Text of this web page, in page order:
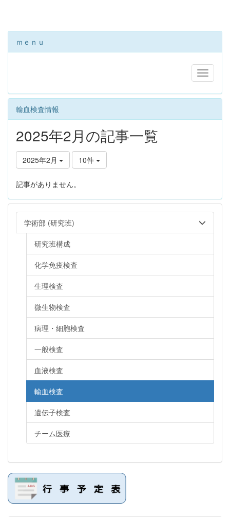
ｍｅｎｕ
輸血検査情報
2025年2月の記事一覧
2025年2月 10件
記事がありません。
学術部 (研究班)
研究班構成
化学免疫検査
生理検査
微生物検査
病理・細胞検査
一般検査
血液検査
輸血検査
遺伝子検査
チーム医療